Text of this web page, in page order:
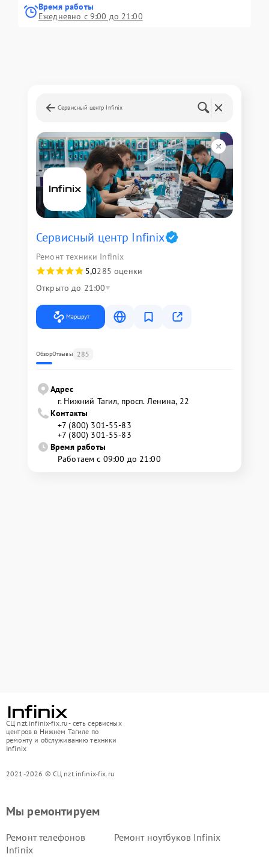
Время работы
Ежедневно с 9:00 до 21:00
Сервисный центр Infinix
Сервисный центр Infinix
Ремонт техники Infinix
5,0285 оценки
Открыто до 21:00
Маршрут
ОбзорОтзывы 285
Адрес
г. Нижний Тагил, просп. Ленина, 22
Контакты
+7 (800) 301-55-83
+7 (800) 301-55-83
Время работы
Работаем с 09:00 до 21:00
СЦ nzt.infinix-fix.ru - сеть сервисных
центров в Нижнем Тагиле по
ремонту и обслуживанию техники
Infinix
2021-2026 © СЦ nzt.infinix-fix.ru
Мы ремонтируем
Ремонт телефонов
Infinix
Ремонт ноутбуков Infinix